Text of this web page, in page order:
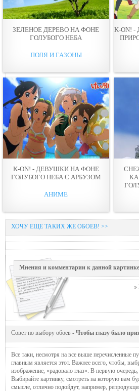
ЗЕЛЕНОЕ ДЕРЕВО НА ФОНЕ
ГОЛУБОГО НЕБА
ПОЛЯ И ГАЗОНЫ
K-ON!
K-ON! - ДЕВУШКИ НА ФОНЕ
ГОЛУБОГО НЕБА С АРБУЗОМ
АНИМЕ
ХОЧУ ЕЩЕ ТАКИХ ЖЕ ОБОЕВ! >>
Мнения и комментарии к данной картинке
Совет по выбору обоев - Чтобы глазу было
Все таки, несмотря на все выше перечисленные
главным является этот. Важнее всего, чтобы,
изображение, «радовало глаз». В первую
Выбирайте картинку, смотреть на которую вам
смысле, отлично подойдут, например,